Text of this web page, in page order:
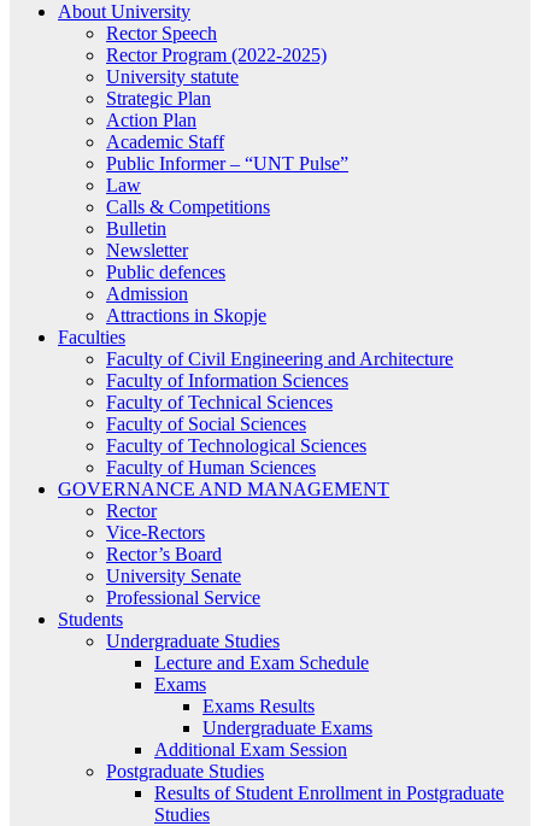
About University
Rector Speech
Rector Program (2022-2025)
University statute
Strategic Plan
Action Plan
Academic Staff
Public Informer – “UNT Pulse”
Law
Calls & Competitions
Bulletin
Newsletter
Public defences
Admission
Attractions in Skopje
Faculties
Faculty of Civil Engineering and Architecture
Faculty of Information Sciences
Faculty of Technical Sciences
Faculty of Social Sciences
Faculty of Technological Sciences
Faculty of Human Sciences
GOVERNANCE AND MANAGEMENT
Rector
Vice-Rectors
Rector’s Board
University Senate
Professional Service
Students
Undergraduate Studies
Lecture and Exam Schedule
Exams
Exams Results
Undergraduate Exams
Additional Exam Session
Postgraduate Studies
Results of Student Enrollment in Postgraduate
Studies